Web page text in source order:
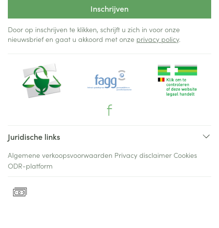
Inschrijven
Door op inschrijven te klikken, schrijft u zich in voor onze
nieuwsbrief en gaat u akkoord met onze privacy policy.
Juridische links
Algemene verkoopsvoorwaarden Privacy disclaimer Cookies
ODR-platform